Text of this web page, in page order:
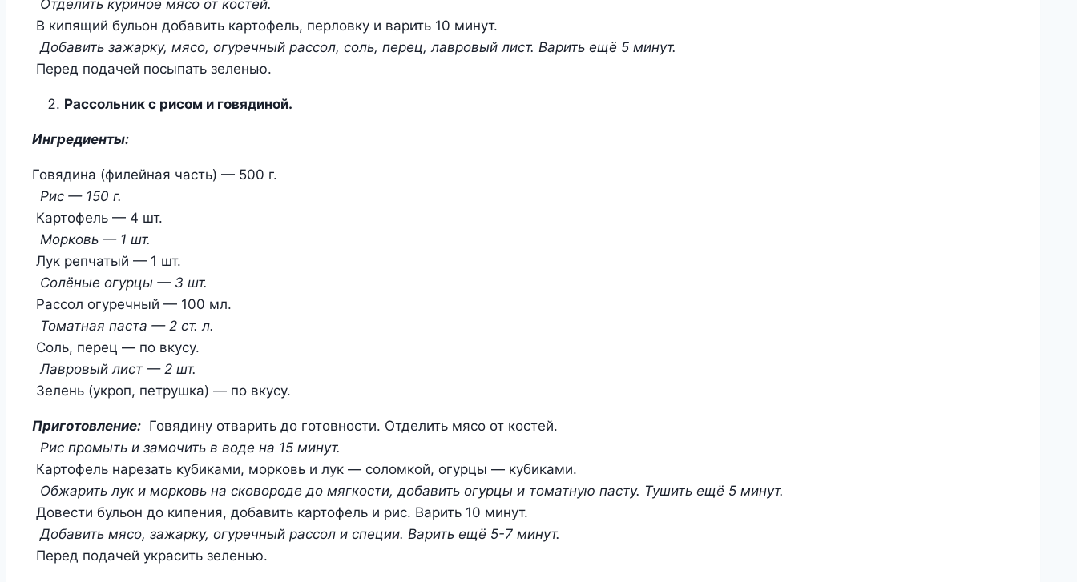
Отделить куриное мясо от костей.
В кипящий бульон добавить картофель, перловку и варить 10 минут.
Добавить зажарку, мясо, огуречный рассол, соль, перец, лавровый лист. Варить ещё 5 минут.
Перед подачей посыпать зеленью.
Рассольник с рисом и говядиной.
Ингредиенты:
Говядина (филейная часть) — 500 г.
Рис — 150 г.
Картофель — 4 шт.
Морковь — 1 шт.
Лук репчатый — 1 шт.
Солёные огурцы — 3 шт.
Рассол огуречный — 100 мл.
Томатная паста — 2 ст. л.
Соль, перец — по вкусу.
Лавровый лист — 2 шт.
Зелень (укроп, петрушка) — по вкусу.
Приготовление: Говядину отварить до готовности. Отделить мясо от костей.
Рис промыть и замочить в воде на 15 минут.
Картофель нарезать кубиками, морковь и лук — соломкой, огурцы — кубиками.
Обжарить лук и морковь на сковороде до мягкости, добавить огурцы и томатную пасту. Тушить ещё 5 минут.
Довести бульон до кипения, добавить картофель и рис. Варить 10 минут.
Добавить мясо, зажарку, огуречный рассол и специи. Варить ещё 5-7 минут.
Перед подачей украсить зеленью.